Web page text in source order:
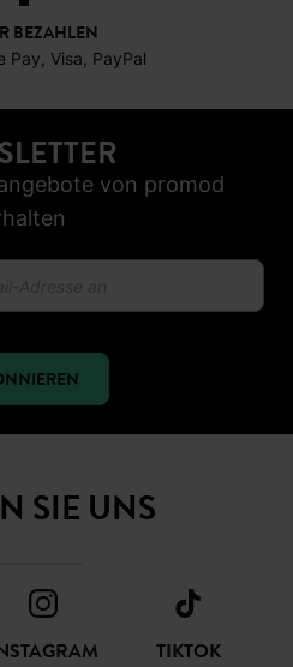
BEZAHLEN
Pay, Visa, PayPal
von promod
SIE UNS
TIKTOK